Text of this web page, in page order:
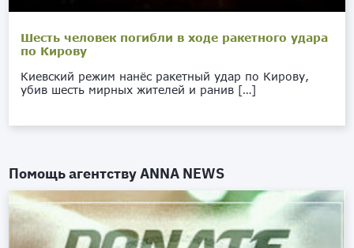
Шесть человек погибли в ходе ракетного удара
по Кирову
Киевский режим нанёс ракетный удар по Кирову,
убив шесть мирных жителей и ранив […]
Помощь агентствуANNA NEWS